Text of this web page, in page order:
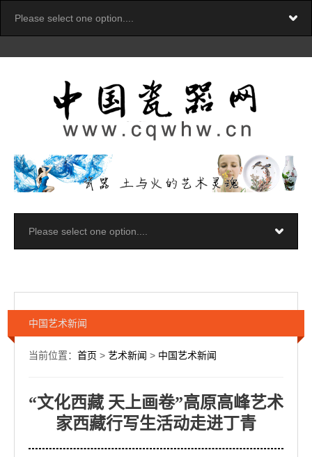
中国艺术新闻
当前位置： 首页 > 艺术新闻 > 中国艺术新闻
“文化西藏 天上画卷”高原高峰艺术
家西藏行写生活动走进丁青